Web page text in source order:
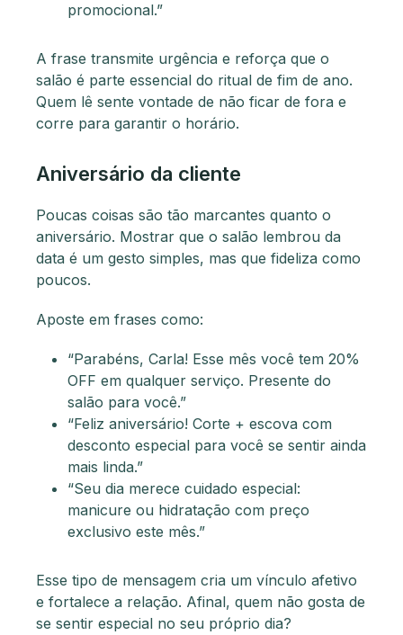
promocional.”
A frase transmite urgência e reforça que o
salão é parte essencial do ritual de fim de ano.
Quem lê sente vontade de não ficar de fora e
corre para garantir o horário.
Aniversário da cliente
Poucas coisas são tão marcantes quanto o
aniversário. Mostrar que o salão lembrou da
data é um gesto simples, mas que fideliza como
poucos.
Aposte em frases como:
“Parabéns, Carla! Esse mês você tem 20%
OFF em qualquer serviço. Presente do
salão para você.”
“Feliz aniversário! Corte + escova com
desconto especial para você se sentir ainda
mais linda.”
“Seu dia merece cuidado especial:
manicure ou hidratação com preço
exclusivo este mês.”
Esse tipo de mensagem cria um vínculo afetivo
e fortalece a relação. Afinal, quem não gosta de
se sentir especial no seu próprio dia?